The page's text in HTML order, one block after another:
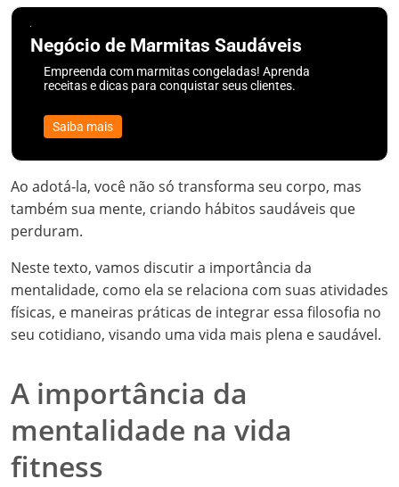
Negócio de Marmitas Saudáveis
Empreenda com marmitas congeladas! Aprenda
receitas e dicas para conquistar seus clientes.
Saiba mais
Ao adotá-la, você não só transforma seu corpo, mas
também sua mente, criando hábitos saudáveis que
perduram.
Neste texto, vamos discutir a importância da
mentalidade, como ela se relaciona com suas atividades
físicas, e maneiras práticas de integrar essa filosofia no
seu cotidiano, visando uma vida mais plena e saudável.
A importância da
mentalidade na vida
fitness